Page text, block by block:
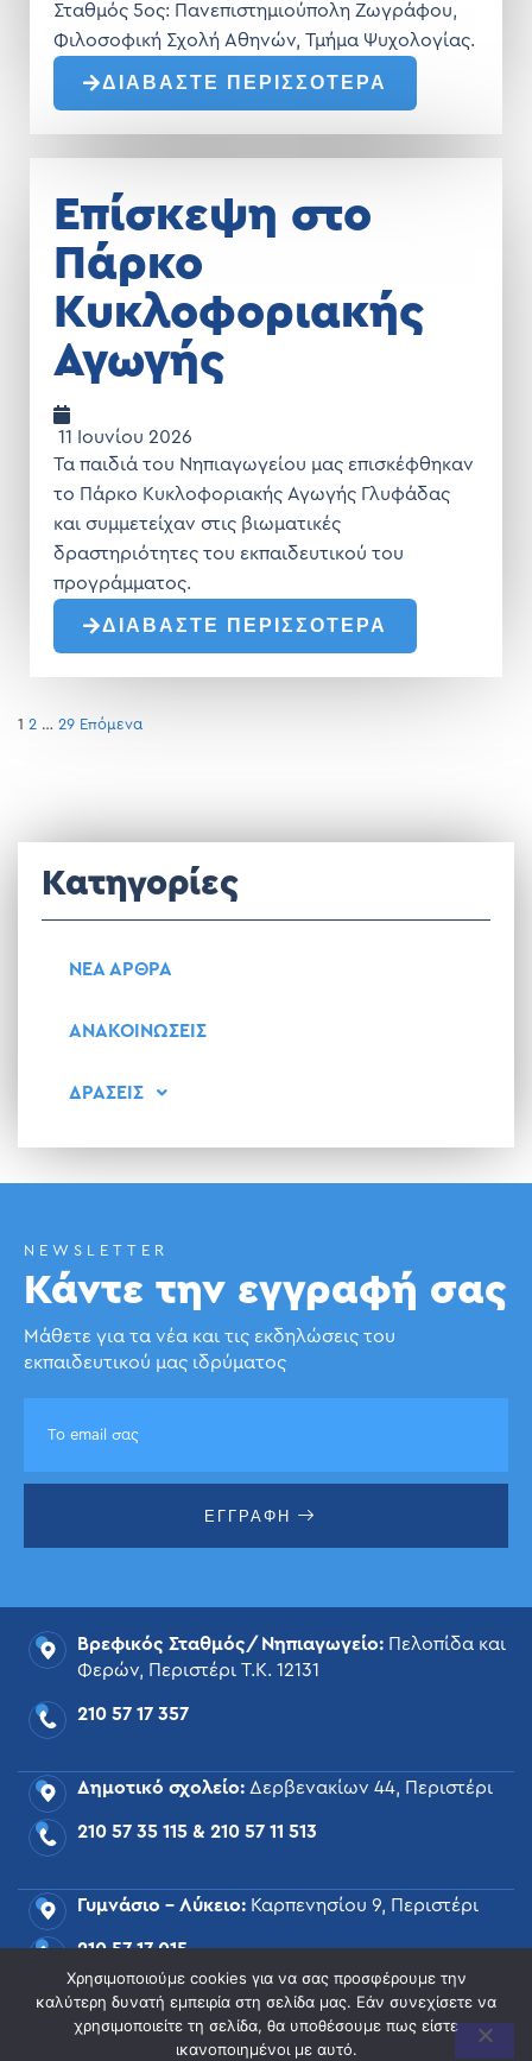
Σταθμός 5ος: Πανεπιστημιούπολη Ζωγράφου,
Φιλοσοφική Σχολή Αθηνών, Τμήμα Ψυχολογίας.
ΔΙΑΒΑΣΤΕ ΠΕΡΙΣΣΟΤΕΡΑ
Επίσκεψη στο
Πάρκο
Κυκλοφοριακής
Αγωγής
11 Ιουνίου 2026
Τα παιδιά του Νηπιαγωγείου μας επισκέφθηκαν
το Πάρκο Κυκλοφοριακής Αγωγής Γλυφάδας
και συμμετείχαν στις βιωματικές
δραστηριότητες του εκπαιδευτικού του
προγράμματος.
ΔΙΑΒΑΣΤΕ ΠΕΡΙΣΣΟΤΕΡΑ
1 2 … 29 Επόμενα
Κατηγορίες
ΝΕΑ ΑΡΘΡΑ
ΑΝΑΚΟΙΝΩΣΕΙΣ
ΔΡΑΣΕΙΣ
NEWSLETTER
Κάντε την εγγραφή σας
Μάθετε για τα νέα και τις εκδηλώσεις του
εκπαιδευτικού μας ιδρύματος
ΕΓΓΡΑΦΗ
Βρεφικός Σταθμός/Νηπιαγωγείο: Πελοπίδα και
Φερών, Περιστέρι Τ.Κ. 12131
210 57 17 357
Δημοτικό σχολείο: Δερβενακίων 44, Περιστέρι
210 57 35 115 &210 57 11 513
Γυμνάσιο – Λύκειο: Καρπενησίου 9, Περιστέρι
210 57 17 015
mail@tsiamoulis.gr
Χρησιμοποιούμε cookies για να σας προσφέρουμε την
καλύτερη δυνατή εμπειρία στη σελίδα μας. Εάν συνεχίσετε να
χρησιμοποιείτε τη σελίδα, θα υποθέσουμε πως είστε
ικανοποιημένοι με αυτό.